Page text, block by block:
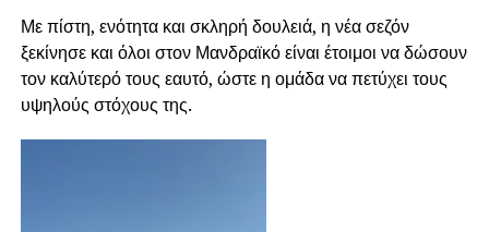
Με πίστη, ενότητα και σκληρή δουλειά, η νέα σεζόν
ξεκίνησε και όλοι στον Μανδραϊκό είναι έτοιμοι να δώσουν
τον καλύτερό τους εαυτό, ώστε η ομάδα να πετύχει τους
υψηλούς στόχους της.